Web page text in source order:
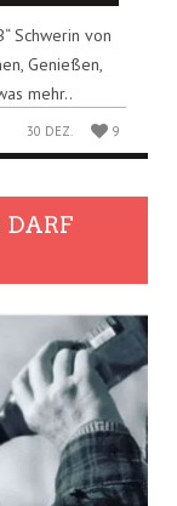
Schwerin von
Genießen,
mehr..
30 DEZ. 9